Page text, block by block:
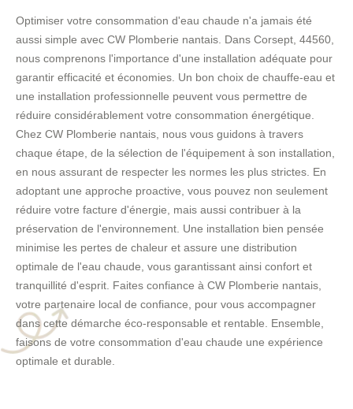
Optimiser votre consommation d'eau chaude n'a jamais été
aussi simple avec CW Plomberie nantais. Dans Corsept, 44560,
nous comprenons l'importance d'une installation adéquate pour
garantir efficacité et économies. Un bon choix de chauffe-eau et
une installation professionnelle peuvent vous permettre de
réduire considérablement votre consommation énergétique.
Chez CW Plomberie nantais, nous vous guidons à travers
chaque étape, de la sélection de l'équipement à son installation,
en nous assurant de respecter les normes les plus strictes. En
adoptant une approche proactive, vous pouvez non seulement
réduire votre facture d'énergie, mais aussi contribuer à la
préservation de l'environnement. Une installation bien pensée
minimise les pertes de chaleur et assure une distribution
optimale de l'eau chaude, vous garantissant ainsi confort et
tranquillité d'esprit. Faites confiance à CW Plomberie nantais,
votre partenaire local de confiance, pour vous accompagner
dans cette démarche éco-responsable et rentable. Ensemble,
faisons de votre consommation d'eau chaude une expérience
optimale et durable.